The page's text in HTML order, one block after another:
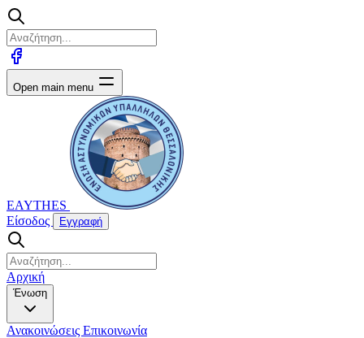
Open main menu
EAYTHES
Είσοδος
Εγγραφή
Αρχική
Ένωση
Ανακοινώσεις Επικοινωνία